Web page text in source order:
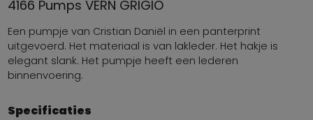
4166 Pumps VERN GRIGIO
Een pumpje van Cristian Daniël in een panterprint
uitgevoerd. Het materiaal is van lakleder. Het hakje is
elegant slank. Het pumpje heeft een lederen
binnenvoering.
Specificaties